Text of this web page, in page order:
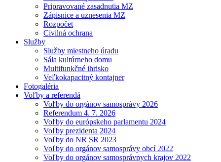
Pripravované zasadnutia MZ
Zápisnice a uznesenia MZ
Rozpočet
Civilná ochrana
Služby
Služby miestneho úradu
Sála kultúrneho domu
Multifunkčné ihrisko
Veľkokapacitný kontajner
Fotogaléria
Voľby a referendá
Voľby do orgánov samosprávy 2026
Referendum 4. 7. 2026
Voľby do európskeho parlamentu 2024
Voľby prezidenta 2024
Voľby do NR SR 2023
Voľby do orgánov samosprávy obcí 2022
Voľby do orgánov samosprávnych krajov 2022